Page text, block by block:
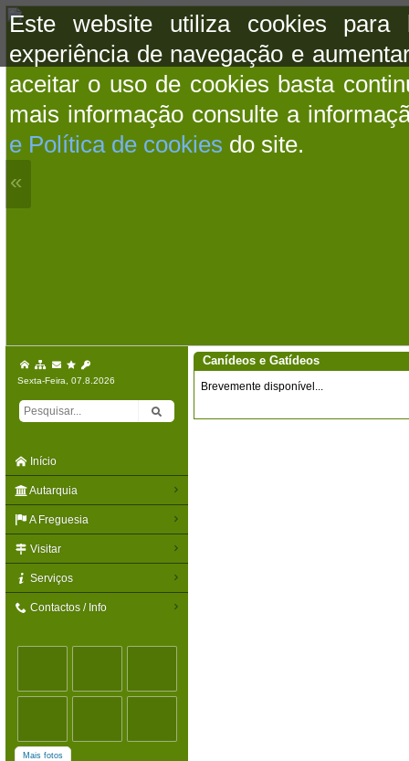
Este website utiliza cookies para
experiência de navegação e
aceitar o uso de cookies basta
mais informação consulte a
e Política de cookies do site.
«
Sexta-Feira, 07.8.2026
Início
Autarquia
A Freguesia
Visitar
Serviços
Contactos / Info
Mais fotos
Canídeos e Gatídeos
Brevemente disponível...